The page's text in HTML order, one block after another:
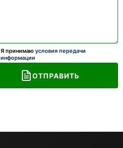
Я принимаю условия передачи
информации
ОТПРАВИТЬ